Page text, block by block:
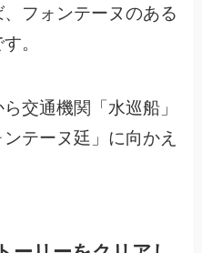
フォンテーヌのある
。
交通機関「水巡船」
テーヌ廷」に向かえ